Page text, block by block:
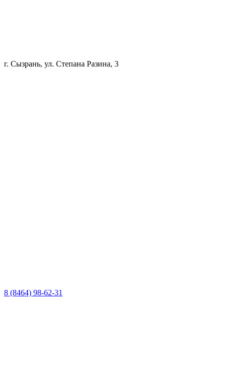
г. Сызрань, ул. Степана Разина, 3
8 (8464) 98-62-31